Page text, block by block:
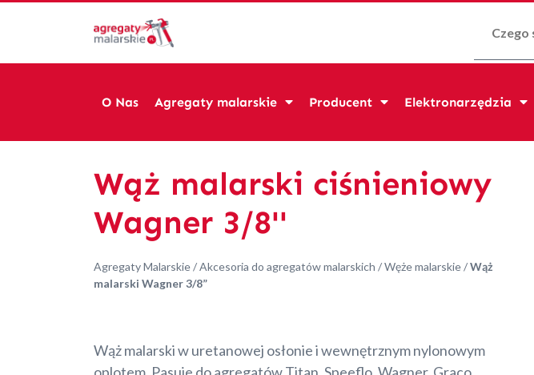
Szukaj:
O Nas Agregaty malarskie Producent Elektronarzędzia
Wąż malarski ciśnieniowy
Wagner 3/8''
Agregaty Malarskie/Akcesoria do agregatów malarskich /Węże malarskie/Wąż
malarski Wagner 3/8”
Wąż malarski w uretanowej osłonie i wewnętrznym nylonowym